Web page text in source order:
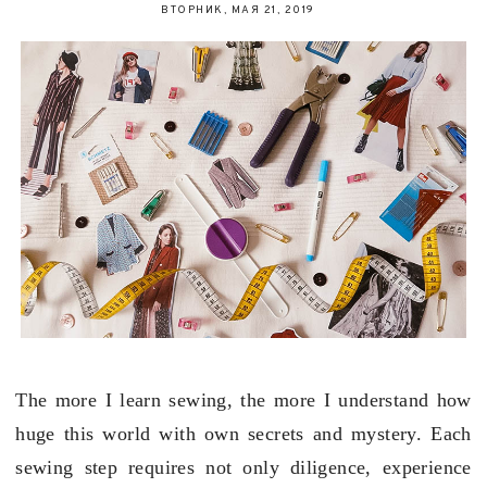
ВТОРНИК, МАЯ 21, 2019
The more I learn sewing, the more I understand how
huge this world with own secrets and mystery. Each
sewing step requires not only diligence, experience